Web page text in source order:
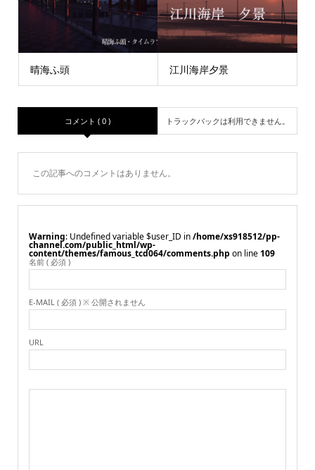
晴海ふ頭 江川海岸夕景
コメント ( 0 ) トラックバックは利用できません。
この記事へのコメントはありません。
Warning : Undefined variable $user_ID in/home/xs918512/pp-
channel.com/public_html/wp-
content/themes/famous_tcd064/comments.php on line109
名前 ( 必須 )
E-MAIL ( 必須 ) ※ 公開されません
URL